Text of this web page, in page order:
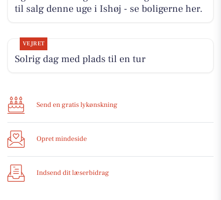
til salg denne uge i Ishøj - se boligerne her.
VEJRET
Solrig dag med plads til en tur
Send en gratis lykønskning
Opret mindeside
Indsend dit læserbidrag